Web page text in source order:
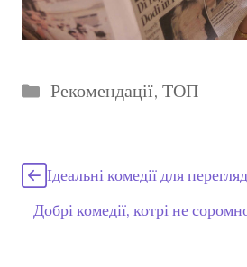
Категорії
Рекомендації, ТОП
Ідеальні комедії для
Добрі комедії, котрі не